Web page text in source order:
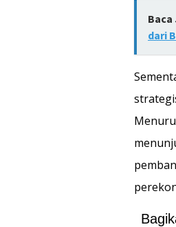
Baca
dari